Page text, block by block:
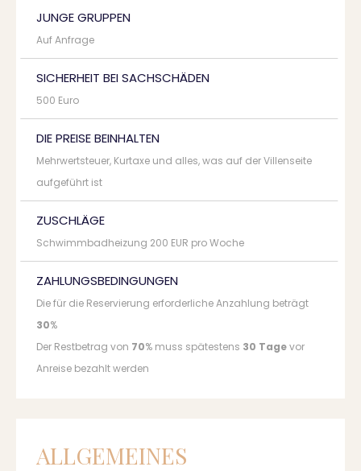
JUNGE GRUPPEN
Auf Anfrage
SICHERHEIT BEI SACHSCHÄDEN
500 Euro
DIE PREISE BEINHALTEN
Mehrwertsteuer, Kurtaxe und alles, was auf der Villenseite
aufgeführt ist
ZUSCHLÄGE
Schwimmbadheizung 200 EUR pro Woche
ZAHLUNGSBEDINGUNGEN
Die für die Reservierung erforderliche Anzahlung beträgt
30%
Der Restbetrag von 70% muss spätestens 30 Tagevor
Anreise bezahlt werden
ALLGEMEINES